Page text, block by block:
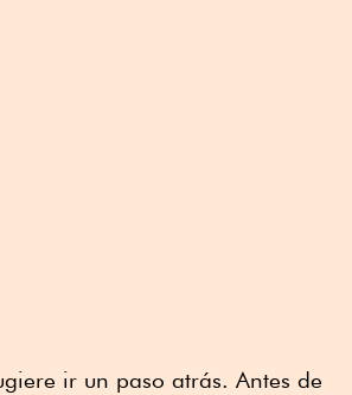
ir un paso atrás. Antes de